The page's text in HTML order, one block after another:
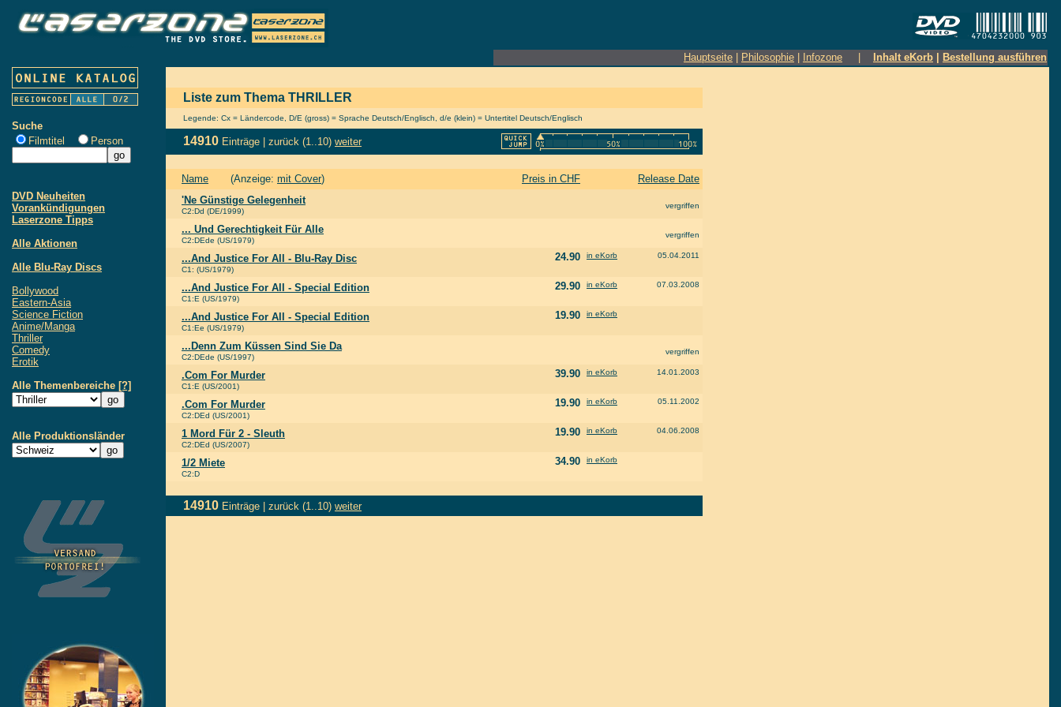
Hauptseite Philosophie Infozone Inhalt eKorb Bestellung ausführen
Suche
Filmtitel
Person
DVD Neuheiten
Vorankündigungen
Laserzone Tipps
Alle Aktionen
Alle Blu-Ray Discs
Bollywood
Eastern-Asia
Science Fiction
Anime/Manga
Thriller
Comedy
Erotik
Alle Themenbereiche [?]
Alle Produktionsländer
Liste zum Thema THRILLER
Legende: Cx = Ländercode, D/E (gross) = Sprache Deutsch/Englisch, d/e (klein) = Untertitel Deutsch/Englisch
14910 Einträge | zurück (1..10) weiter
Name (Anzeige: mit Cover) Preis in CHF
Release Date
'Ne Günstige Gelegenheit
C2:Dd (DE/1999)
vergriffen
... Und Gerechtigkeit Für Alle
C2:DEde (US/1979)
vergriffen
...And Justice For All - Blu-Ray Disc
C1: (US/1979)
24.90 in eKorb 05.04.2011
...And Justice For All - Special Edition
C1:E (US/1979)
29.90 in eKorb 07.03.2008
...And Justice For All - Special Edition
C1:Ee (US/1979)
19.90 in eKorb
...Denn Zum Küssen Sind Sie Da
C2:DEde (US/1997)
vergriffen
.Com For Murder
C1:E (US/2001)
39.90 in eKorb 14.01.2003
.Com For Murder
C2:DEd (US/2001)
19.90 in eKorb 05.11.2002
1 Mord Für 2 - Sleuth
C2:DEd (US/2007)
19.90 in eKorb 04.06.2008
1/2 Miete
C2:D
34.90 in eKorb
14910 Einträge | zurück (1..10) weiter